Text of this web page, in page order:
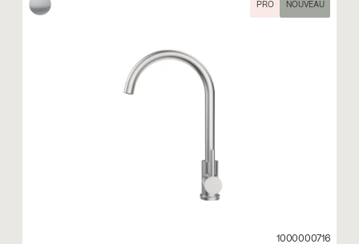
PRO NOUVEAU
1000000716